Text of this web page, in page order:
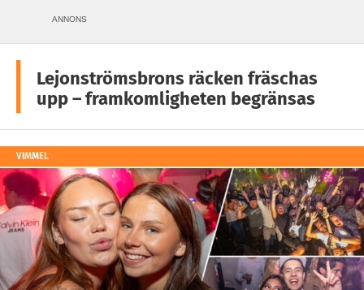
ANNONS
Lejonströmsbrons räcken fräschas
upp – framkomligheten begränsas
VIMMEL